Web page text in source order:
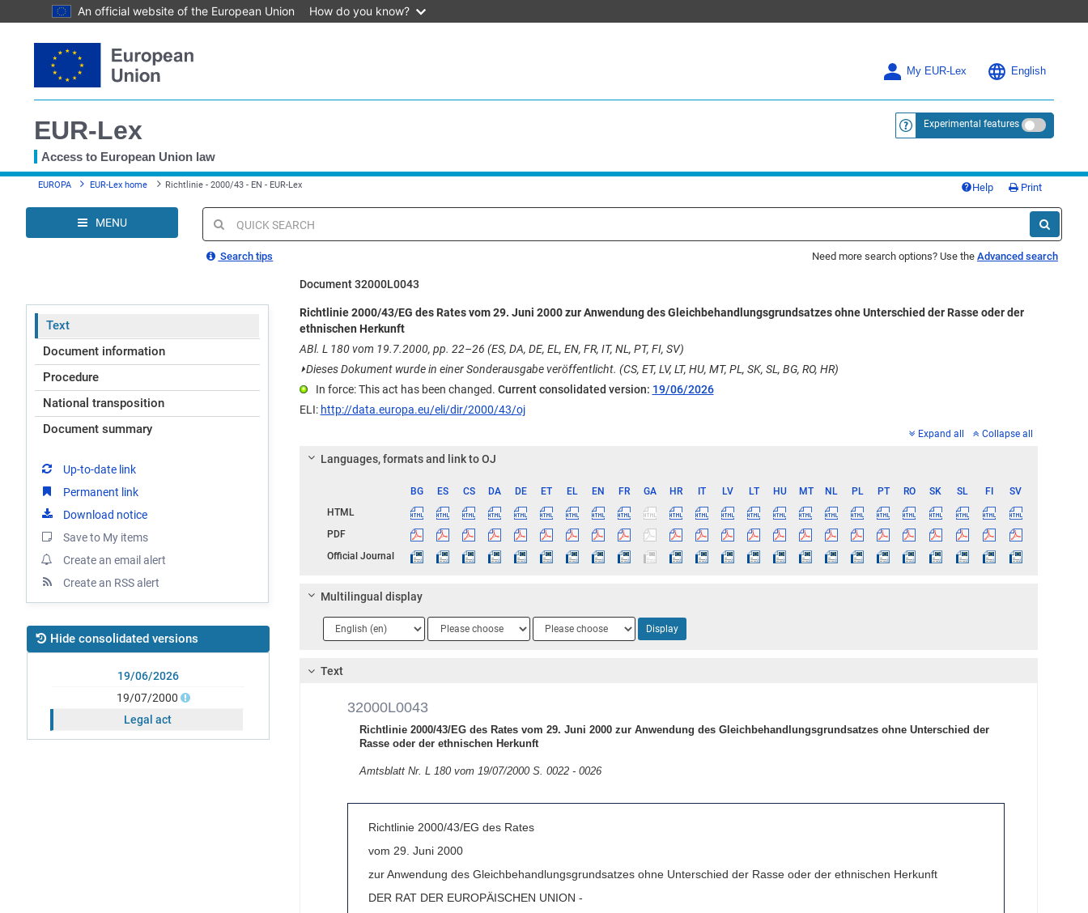
An official website of the European Union How do you know?
to
content
My EUR-Lex English
EUR-Lex
Access to European Union law
<a href="https://eur-lex.europa.eu/
Experimental features
You
here
EUROPA EUR-Lex home Richtlinie - 2000/43 - EN - EUR-Lex Help Print
MENU
Quick
search
Search tips Need more search options? Use the Advanced search
Document 32000L0043
Text
Document information
Procedure
National transposition
Document summary
Up-to-date link
Permanent link
Download notice
Save to My items
Create an email alert
Create an RSS alert
Hide consolidated versions
19/06/2026
19/07/2000
Legal act
Richtlinie 2000/43/EG des Rates vom 29. Juni 2000 zur Anwendung des Gleichbehandlungsgrundsatzes ohne Unterschied der Rasse oder der
ethnischen Herkunft
ABl. L 180 vom 19.7.2000, pp. 22–26 (ES, DA, DE, EL, EN, FR, IT, NL, PT, FI, SV)
⏵Dieses Dokument wurde in einer Sonderausgabe veröffentlicht. (CS, ET, LV, LT, HU, MT, PL, SK, SL, BG, RO, HR)
In force: This act has been changed. Current consolidated version: 19/06/2026
ELI: http://data.europa.eu/eli/dir/2000/43/oj
Expand all Collapse all
Languages, formats and link to OJ
BG ES CS DA DE ET EL EN FR GA HR IT LV LT HU MT NL PL PT RO SK SL FI
SV
HTML
PDF
Official Journal
Multilingual display
Language
1
Language
2
Language
3
Display
Text
32000L0043
Richtlinie 2000/43/EG des Rates vom 29. Juni 2000 zur Anwendung des Gleichbehandlungsgrundsatzes ohne Unterschied der
Rasse oder der ethnischen Herkunft
Amtsblatt Nr. L 180 vom 19/07/2000 S. 0022 - 0026
Richtlinie 2000/43/EG des Rates
vom 29. Juni 2000
zur Anwendung des Gleichbehandlungsgrundsatzes ohne Unterschied der Rasse oder der ethnischen Herkunft
DER RAT DER EUROPÄISCHEN UNION -